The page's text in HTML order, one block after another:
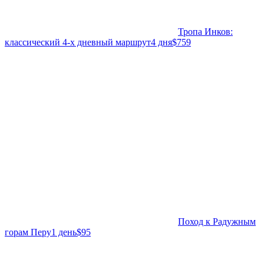
Тропа Инков:
классический 4-х дневный маршрут4 дня$759
Поход к Радужным
горам Перу1 день$95